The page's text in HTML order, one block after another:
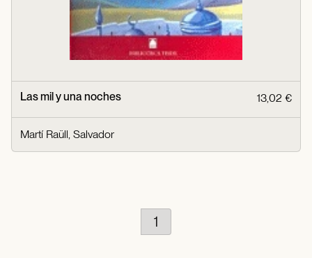
Las mil y una noches 13,02 €
Martí Raüll, Salvador
1